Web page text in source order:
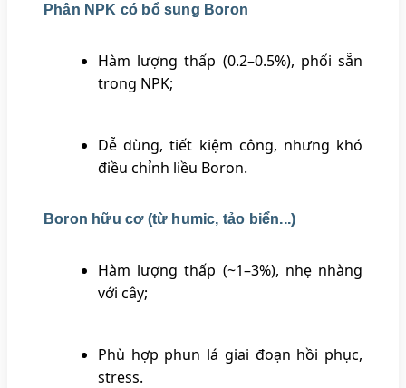
Phân NPK có bổ sung Boron
Hàm lượng thấp (0.2–0.5%), phối sẵn
trong NPK;
Dễ dùng, tiết kiệm công, nhưng khó
điều chỉnh liều Boron.
Boron hữu cơ (từ humic, tảo biển...)
Hàm lượng thấp (~1–3%), nhẹ nhàng
với cây;
Phù hợp phun lá giai đoạn hồi phục,
stress.